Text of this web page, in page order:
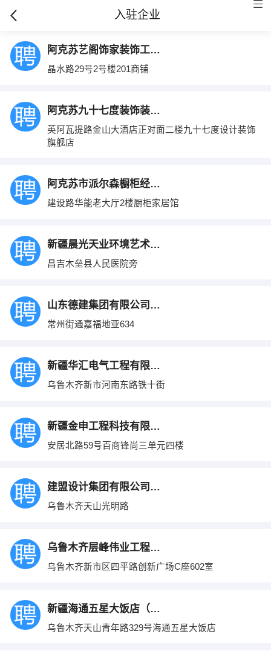
入驻企业
阿克苏艺阁饰家装饰工程有限公司
晶水路29号2号楼201商铺
阿克苏九十七度装饰装修设计有限公司
英阿瓦提路金山大酒店正对面二楼九十七度设计装饰
旗舰店
阿克苏市派尔森橱柜经销部
建设路华能老大厅2楼厨柜家居馆
新疆晨光天业环境艺术设计有限公司
昌吉木垒县人民医院旁
山东德建集团有限公司新疆分公司
常州街通嘉福地亚634
新疆华汇电气工程有限公司
乌鲁木齐新市河南东路铁十街
新疆金申工程科技有限公司
安居北路59号百商锋尚三单元四楼
建盟设计集团有限公司新疆分公司
乌鲁木齐天山光明路
乌鲁木齐层峰伟业工程机械有限公司
乌鲁木齐新市区四平路创新广场C座602室
新疆海通五星大饭店（有限公司）
乌鲁木齐天山青年路329号海通五星大饭店